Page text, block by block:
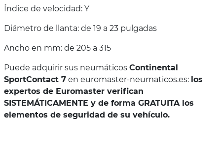
Índice de velocidad: Y
Diámetro de llanta: de 19 a 23 pulgadas
Ancho en mm: de 205 a 315
Puede adquirir sus neumáticos Continental
SportContact 7 en euromaster-neumaticos.es: los
expertos de Euromaster verifican
SISTEMÁTICAMENTE y de forma GRATUITA los
elementos de seguridad de su vehículo.